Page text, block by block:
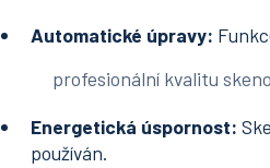
Automatické úpravy:
profesionální kvalitu
Energetická úspornost:
používán.